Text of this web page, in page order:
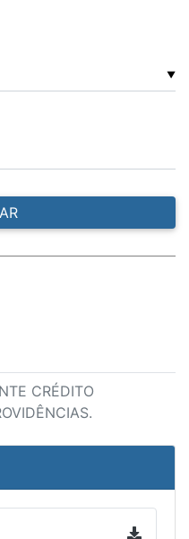
▼
CRÉDITO